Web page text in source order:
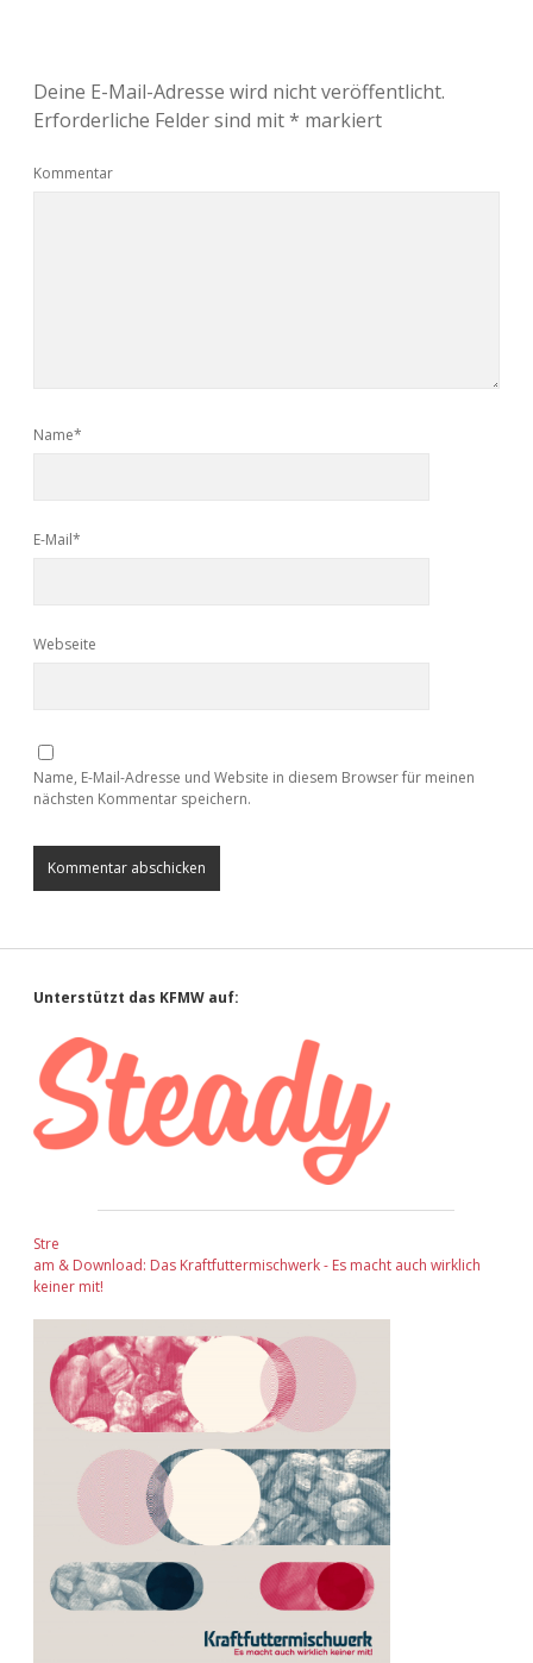
Deine E-Mail-Adresse wird nicht veröffentlicht.
Erforderliche Felder sind mit* markiert
Kommentar
Name*
E-Mail*
Webseite
Name, E-Mail-Adresse und Website in diesem Browser für meinen
nächsten Kommentar speichern.
Sidebar
Unterstützt das KFMW auf:
Stre
am & Download: Das Kraftfuttermischwerk - Es macht auch wirklich
keiner mit!